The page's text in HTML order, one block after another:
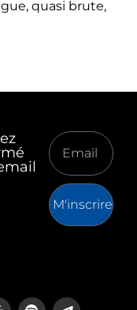
quasi brute,
M'inscrire